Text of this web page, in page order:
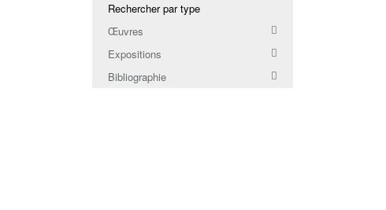
Rechercher par type
Œuvres
Expositions
Bibliographie